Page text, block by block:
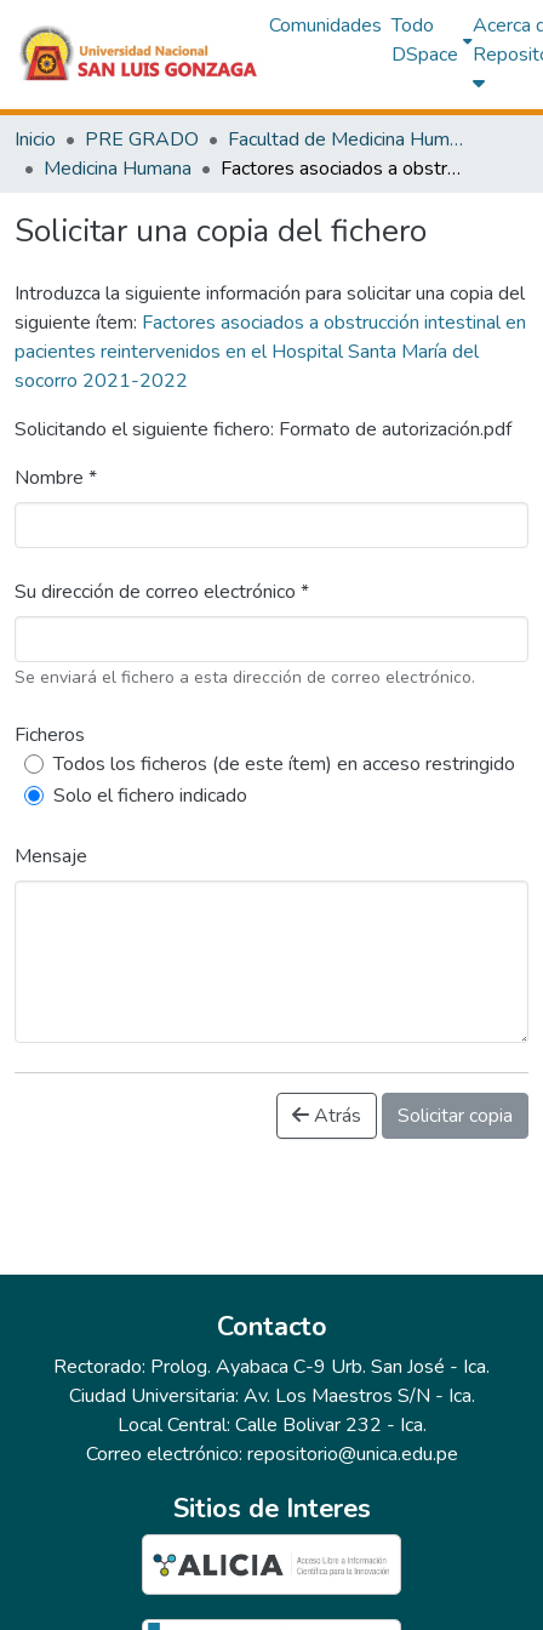
Comunidades Todo
DSpace
Acerca
Inicio PRE GRADO
Facultad de Medicina Humana
Medicina Humana
Factores asociados a obstrucción intestinal en pacientes reintervenidos en el Hospital Santa María del socorro 2021-2022
Solicitar una copia del fichero
Introduzca la siguiente información para solicitar una copia del
siguiente ítem: Factores asociados a obstrucción intestinal en
pacientes reintervenidos en el Hospital Santa María del
socorro 2021-2022
Solicitando el siguiente fichero: Formato de autorización.pdf
Nombre *
Su dirección de correo electrónico *
Se enviará el fichero a esta dirección de correo electrónico.
Ficheros
Todos los ficheros (de este ítem) en acceso restringido
Solo el fichero indicado
Mensaje
Atrás Solicitar copia
Contacto
Rectorado: Prolog. Ayabaca C-9 Urb. San José - Ica.
Ciudad Universitaria: Av. Los Maestros S/N - Ica.
Local Central: Calle Bolivar 232 - Ica.
Correo electrónico: repositorio@unica.edu.pe
Sitios de Interes